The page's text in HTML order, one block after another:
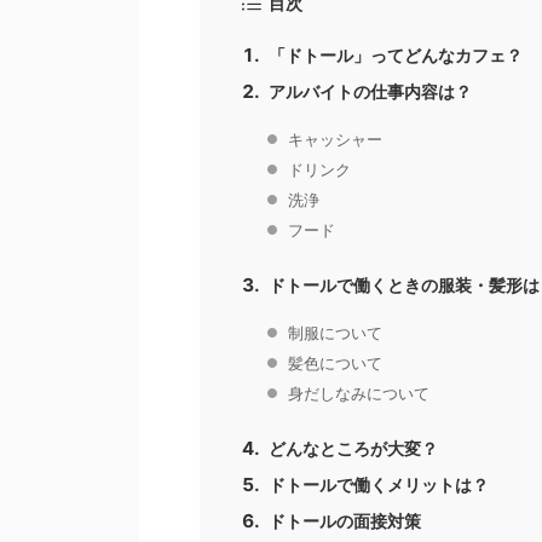
「ドトール」ってどんなカフェ？
アルバイトの仕事内容は？
キャッシャー
ドリンク
洗浄
フード
ドトールで働くときの服装・髪形
制服について
髪色について
身だしなみについて
どんなところが大変？
ドトールで働くメリットは？
ドトールの面接対策